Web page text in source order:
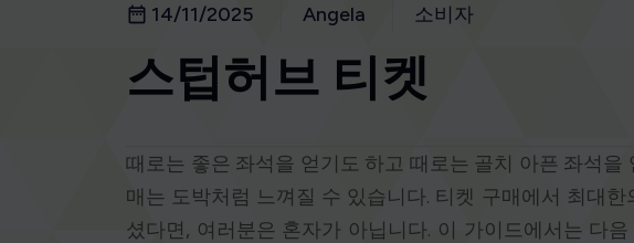
14/11/2025 Angela 소비자
스텁허브 티켓
때로는 좋은 좌석을 얻기도 하고 때로는 골치 아픈 좌석
매는 도박처럼 느껴질 수 있습니다. 티켓 구매에서 최대
셨다면, 여러분은 혼자가 아닙니다. 이 가이드에서는 다